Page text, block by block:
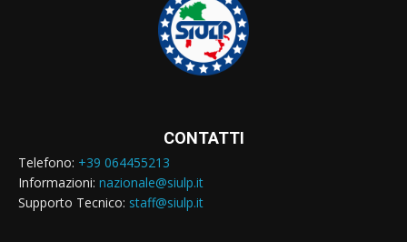
CONTATTI
Telefono: +39 064455213
Informazioni: nazionale@siulp.it
Supporto Tecnico: staff@siulp.it